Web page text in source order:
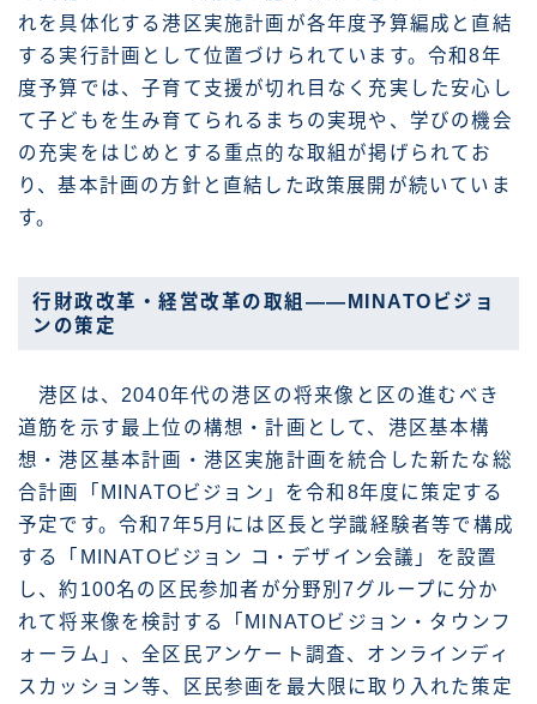
れを具体化する港区実施計画が各年度予算編成と直結
する実行計画として位置づけられています。令和8年
度予算では、子育て支援が切れ目なく充実した安心し
て子どもを生み育てられるまちの実現や、学びの機会
の充実をはじめとする重点的な取組が掲げられてお
り、基本計画の方針と直結した政策展開が続いていま
す。
行財政改革・経営改革の取組――MINATOビジョ
ンの策定
港区は、2040年代の港区の将来像と区の進むべき
道筋を示す最上位の構想・計画として、港区基本構
想・港区基本計画・港区実施計画を統合した新たな総
合計画「MINATOビジョン」を令和8年度に策定する
予定です。令和7年5月には区長と学識経験者等で構成
する「MINATOビジョン コ・デザイン会議」を設置
し、約100名の区民参加者が分野別7グループに分か
れて将来像を検討する「MINATOビジョン・タウンフ
ォーラム」、全区民アンケート調査、オンラインディ
スカッション等、区民参画を最大限に取り入れた策定